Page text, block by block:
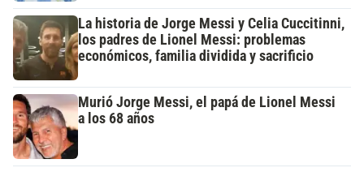
La historia de Jorge Messi y Celia Cuccitinni,
los padres de Lionel Messi: problemas
económicos, familia dividida y sacrificio
Murió Jorge Messi, el papá de Lionel Messi
a los 68 años